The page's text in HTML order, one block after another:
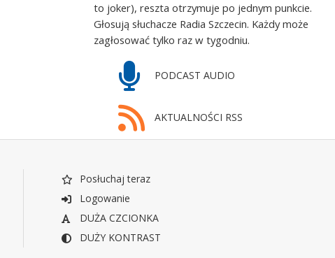
to joker), reszta otrzymuje po jednym punkcie.
Głosują słuchacze Radia Szczecin. Każdy może
zagłosować tylko raz w tygodniu.
PODCAST AUDIO
AKTUALNOŚCI RSS
Posłuchaj teraz
Logowanie
DUŻA CZCIONKA
DUŻY KONTRAST